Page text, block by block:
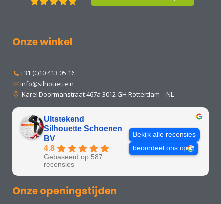
Onze winkel
+31 (0)10 413 05 16
info@silhouette.nl
Karel Doormanstraat 467a 3012 GH Rotterdam – NL
Uitstekend
Silhouette Schoenen
BV
4.8
Gebaseerd op 587
recensies
Bekijk alle recensies
beoordeel ons op
Onze openingstijden